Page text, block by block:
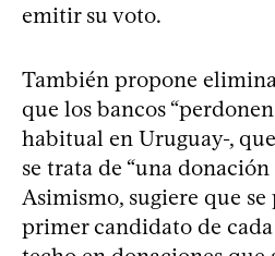
emitir su voto.
También propone
que los bancos
habitual en Uruguay-,
se trata de “una
Asimismo, sugiere que
primer candidato de